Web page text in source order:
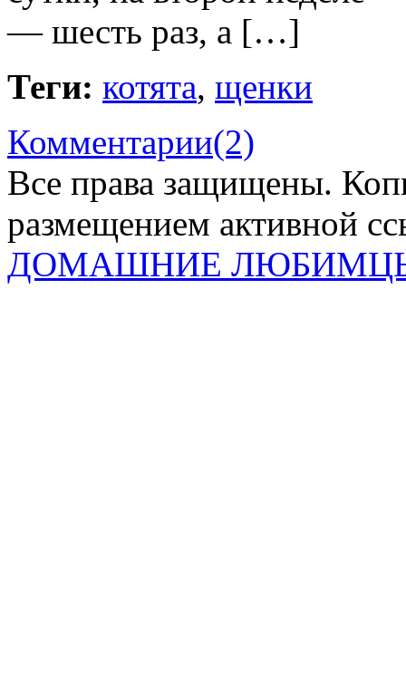
— шесть раз, а […]
Теги: котята, щенки
Комментарии(2)
Все права защищены.
размещением активной
ДОМАШНИЕ